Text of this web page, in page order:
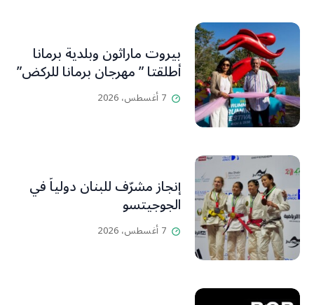
بيروت ماراثون وبلدية برمانا
أطلقتا ” مهرجان برمانا للركض”
7 أغسطس، 2026
إنجاز مشرّف للبنان دولياً في
الجوجيتسو
7 أغسطس، 2026